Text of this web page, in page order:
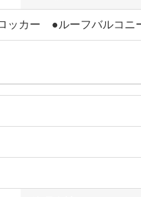
ッカー ●ルーフバルコ